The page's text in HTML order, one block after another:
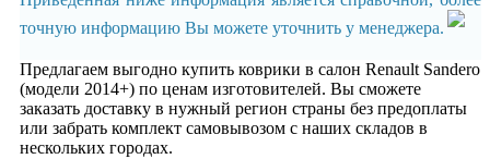
точную информацию Вы можете уточнить у менеджера.
Предлагаем выгодно купить коврики в салон Renault Sandero
(модели 2014+) по ценам изготовителей. Вы сможете
заказать доставку в нужный регион страны без предоплаты
или забрать комплект самовывозом с наших складов в
нескольких городах.